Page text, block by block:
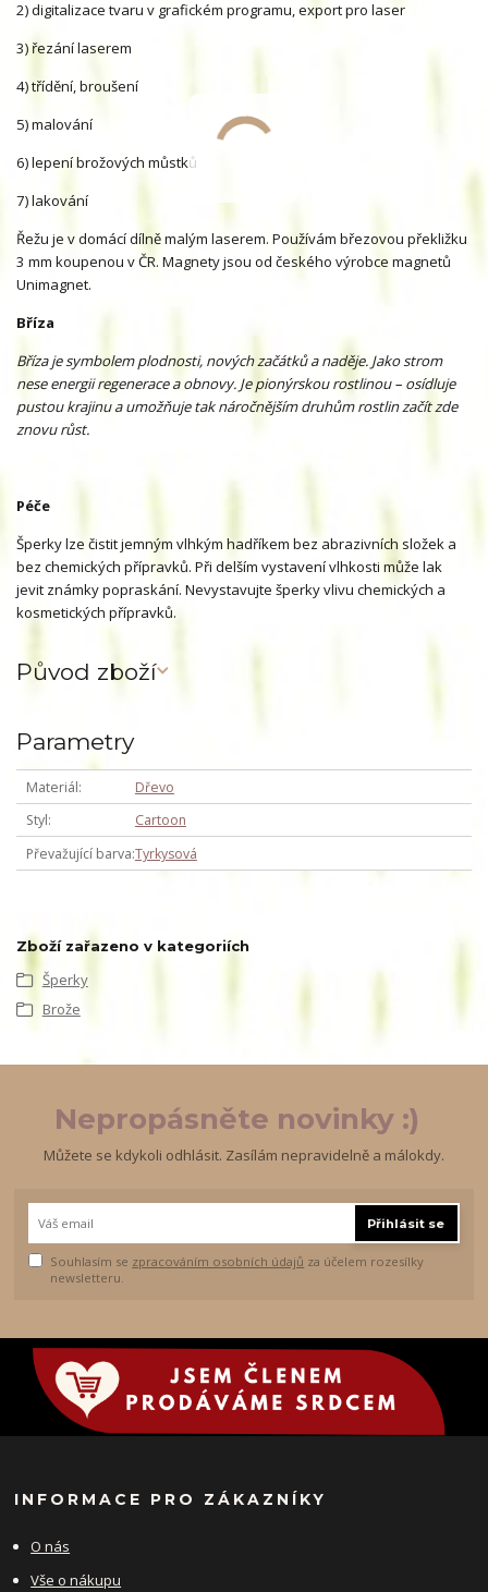
2) digitalizace tvaru v grafickém programu, export pro laser
3) řezání laserem
4) třídění, broušení
5) malování
6) lepení brožových můstků
7) lakování
Řežu je v domácí dílně malým laserem. Používám březovou překližku
3 mm koupenou v ČR. Magnety jsou od českého výrobce magnetů
Unimagnet.
Bříza
Bříza je symbolem plodnosti, nových začátků a naděje. Jako strom
nese energii regenerace a obnovy. Je pionýrskou rostlinou – osídluje
pustou krajinu a umožňuje tak náročnějším druhům rostlin začít zde
znovu růst.
Péče
Šperky lze čistit jemným vlhkým hadříkem bez abrazivních složek a
bez chemických přípravků. Při delším vystavení vlhkosti může lak
jevit známky popraskání. Nevystavujte šperky vlivu chemických a
kosmetických přípravků.
Původ zboží
Parametry
Materiál
Dřevo
Styl
Cartoon
Převažující barva Tyrkysová
Zboží zařazeno v kategoriích
Šperky
Brože
Nepropásněte novinky :)
Můžete se kdykoli odhlásit. Zasílám nepravidelně a málokdy.
Přihlásit se
Souhlasím se zpracováním osobních údajů za účelem rozesílky
newsletteru.
INFORMACE PRO ZÁKAZNÍKY
O nás
Vše o nákupu